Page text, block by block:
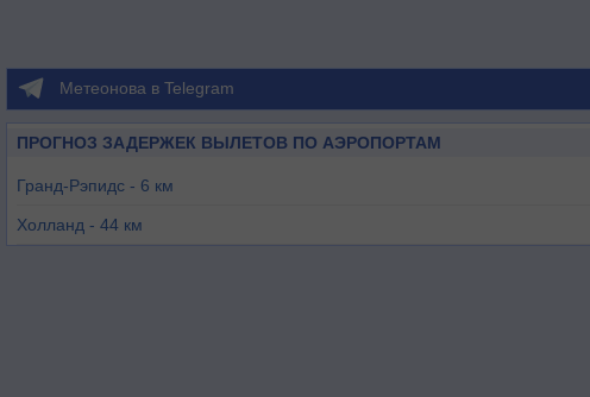
Метеонова в Telegram
ПРОГНОЗ ЗАДЕРЖЕК ВЫЛЕТОВ ПО АЭРОПОРТАМ
Гранд-Рэпидс - 6 км
Холланд - 44 км